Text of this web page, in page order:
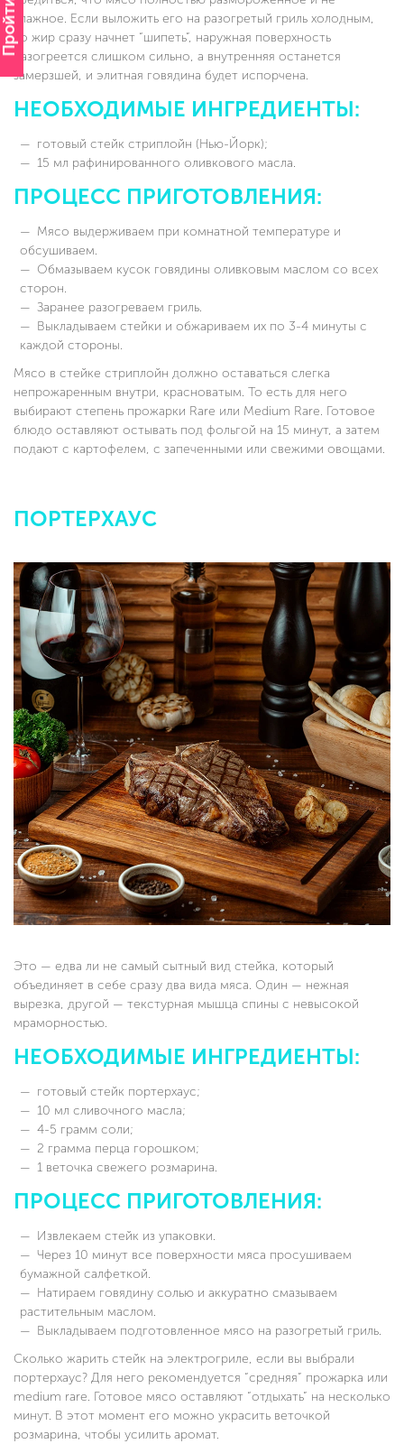
влажное. Если выложить его на разогретый гриль холодным,
то жир сразу начнет “шипеть”, наружная поверхность
разогреется слишком сильно, а внутренняя останется
замерзшей, и элитная говядина будет испорчена.
НЕОБХОДИМЫЕ ИНГРЕДИЕНТЫ:
готовый стейк стриплойн (Нью-Йорк);
15 мл рафинированного оливкового масла.
ПРОЦЕСС ПРИГОТОВЛЕНИЯ:
Мясо выдерживаем при комнатной температуре и
обсушиваем.
Обмазываем кусок говядины оливковым маслом со всех
сторон.
Заранее разогреваем гриль.
Выкладываем стейки и обжариваем их по 3-4 минуты с
каждой стороны.
Мясо в стейке стриплойн должно оставаться слегка
непрожаренным внутри, красноватым. То есть для него
выбирают степень прожарки Rare или Medium Rare. Готовое
блюдо оставляют остывать под фольгой на 15 минут, а затем
подают с картофелем, с запеченными или свежими овощами.
ПОРТЕРХАУС
Это — едва ли не самый сытный вид стейка, который
объединяет в себе сразу два вида мяса. Один — нежная
вырезка, другой — текстурная мышца спины с невысокой
мраморностью.
НЕОБХОДИМЫЕ ИНГРЕДИЕНТЫ:
готовый стейк портерхаус;
10 мл сливочного масла;
4-5 грамм соли;
2 грамма перца горошком;
1 веточка свежего розмарина.
ПРОЦЕСС ПРИГОТОВЛЕНИЯ:
Извлекаем стейк из упаковки.
Через 10 минут все поверхности мяса просушиваем
бумажной салфеткой.
Натираем говядину солью и аккуратно смазываем
растительным маслом.
Выкладываем подготовленное мясо на разогретый гриль.
Сколько жарить стейк на электрогриле, если вы выбрали
портерхаус? Для него рекомендуется “средняя” прожарка или
medium rare. Готовое мясо оставляют “отдыхать” на несколько
минут. В этот момент его можно украсить веточкой
розмарина, чтобы усилить аромат.